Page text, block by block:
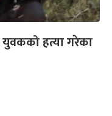
हत्या गरेका